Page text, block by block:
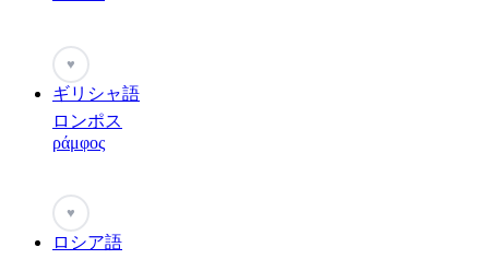
♥
ギリシャ語
ロンポス
ράμφος
♥
ロシア語